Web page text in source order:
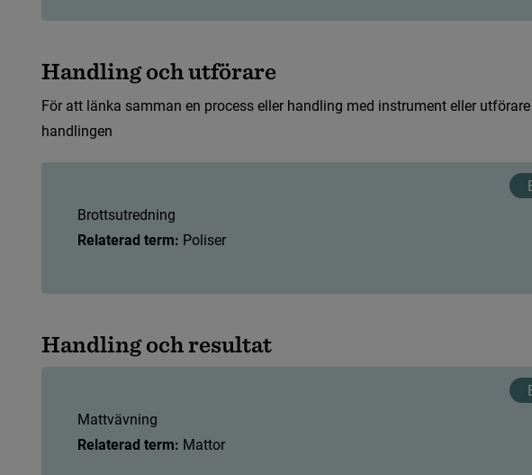
Handlingochutförare
För att länka samman en process eller handling med instrument eller utförare
handlingen
Brottsutredning
Relaterad term: Poliser
Handlingochresultat
Mattvävning
Relaterad term: Mattor